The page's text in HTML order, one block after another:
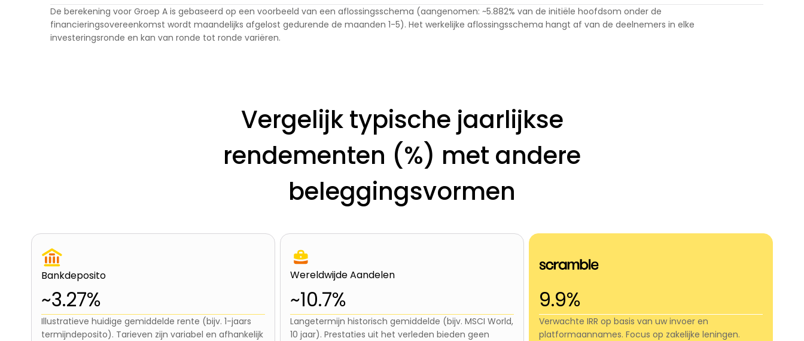
De berekening voor Groep A is gebaseerd op een voorbeeld van een aflossingsschema (aangenomen: ~5.882% van de initiële hoofdsom onder de
financieringsovereenkomst wordt maandelijks afgelost gedurende de maanden 1-5). Het werkelijke aflossingsschema hangt af van de deelnemers in elke
investeringsronde en kan van ronde tot ronde variëren.
Vergelijk typische jaarlijkse
rendementen (%) met andere
beleggingsvormen
Bankdeposito
~3.27%
Illustratieve huidige gemiddelde rente (bijv. 1-jaars
termijndeposito). Tarieven zijn variabel en afhankelijk
Wereldwijde Aandelen
~10.7%
Langetermijn historisch gemiddelde (bijv. MSCI World,
10 jaar). Prestaties uit het verleden bieden geen
9.9%
Verwachte IRR op basis van uw invoer en
platformaannames. Focus op zakelijke leningen.